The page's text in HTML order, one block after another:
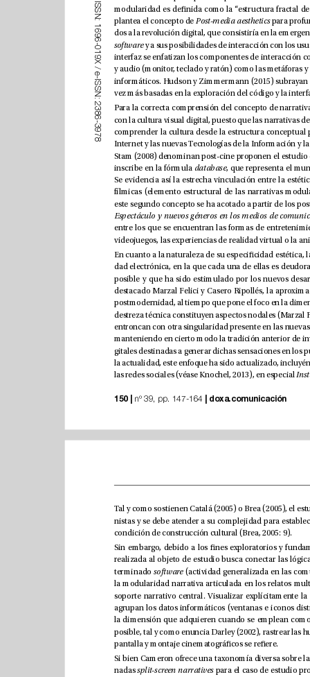
I
S
S
N
:
1
6
9
6
-
0
1
9
X
/
e
-
I
S
S
N
:
2
3
8
6
-
3
9
7
8
doxa.comunicación
Post-media aesthetics
software
Internet y las nuevas Tecnologías de la Informació
inscribe en la fó rmula database
las redes sociales (véase Knochel, 2013), en especial
condición de construcción cultural (Brea, 2005: 9).
software
pantalla y montaje cinematográcos se reere.
Si bien Cameron ofrece una taxonomí
nadas sp l it-screen narratives